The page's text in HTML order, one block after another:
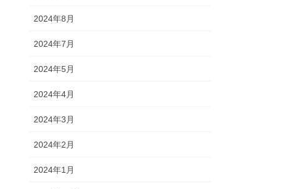
2024年8月
2024年7月
2024年5月
2024年4月
2024年3月
2024年2月
2024年1月